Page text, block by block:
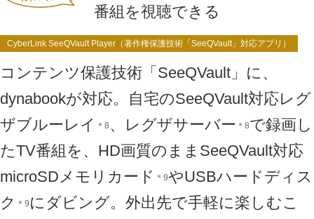
番組を視聴できる
CyberLink SeeQVault Player（著作権保護技術「SeeQVault」対応アプリ）
コンテンツ保護技術「SeeQVault」に、
dynabookが対応。自宅のSeeQVault対応レグ
ザブルーレイ ＊8 、レグザサーバー ＊8で録画し
たTV番組を、HD画質のままSeeQVault対応
microSDメモリカード ＊9やUSBハードディス
ク ＊9 にダビング。外出先で手軽に楽しむこ